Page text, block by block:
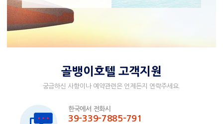
골뱅이호텔 고객지원
궁금하신 사항이나 예약관련은 언제든지 연락주세요.
한국에서 전화시
39-339-7885-791